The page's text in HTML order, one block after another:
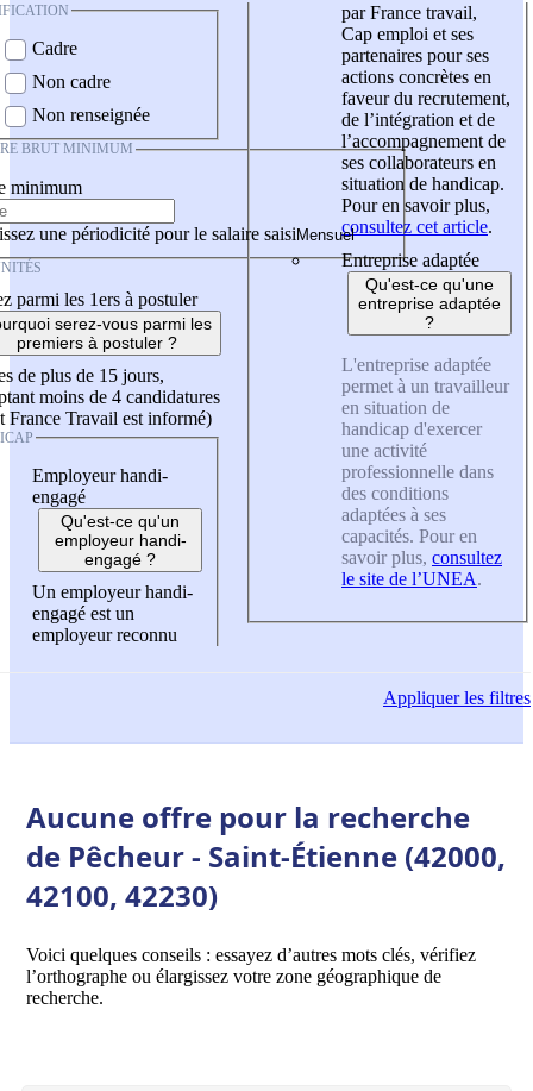
Cadre
Non cadre
Non renseignée
BRUT MINIMUM
minimum
une périodicité pour le salaire saisi
parmi les 1ers à postuler
serez-vous parmi les
premiers à postuler ?
de plus de 15 jours,
moins de 4 candidatures
France Travail est informé)
Employeur handi-
engagé
Qu'est-ce qu'un
employeur handi-
engagé ?
Un employeur handi-
engagé est un
employeur reconnu
par France travail,
Cap emploi et ses
partenaires pour ses
actions concrètes en
faveur du recrutement,
de l’intégration et de
l’accompagnement de
ses collaborateurs en
situation de handicap.
Pour en savoir plus,
consultez cet article.
Entreprise adaptée
Qu'est-ce qu'une
entreprise adaptée
?
L'entreprise adaptée
permet à un travailleur
en situation de
handicap d'exercer
une activité
professionnelle dans
des conditions
adaptées à ses
capacités. Pour en
savoir plus, consultez
le site de l’UNEA.
Appliquerles filtres
Aucune offre pour la recherche
de Pêcheur - Saint-Étienne (42000,
42100, 42230)
Voici quelques conseils : essayez d’autres mots clés, vérifiez
l’orthographe ou élargissez votre zone géographique de
recherche.